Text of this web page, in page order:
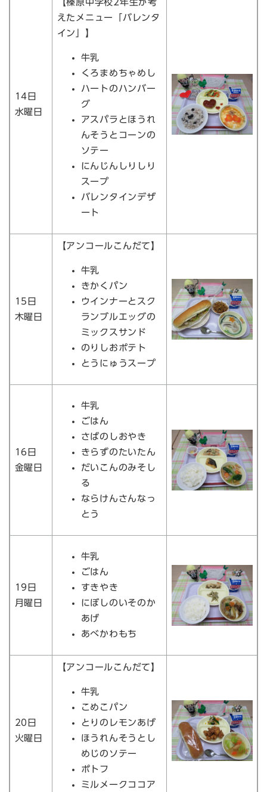
14日
水曜日
【榛原中学校2年生が考
えたメニュー「バレンタ
イン」】
牛乳
くろまめちゃめし
ハートのハンバー
グ
アスパラとほうれ
んそうとコーンの
ソテー
にんじんしりしり
スープ
バレンタインデザ
ート
15日
木曜日
【アンコールこんだて】
牛乳
きかくパン
ウインナーとスク
ランブルエッグの
ミックスサンド
のりしおポテト
とうにゅうスープ
16日
金曜日
牛乳
ごはん
さばのしおやき
きらずのたいたん
だいこんのみそし
る
ならけんさんなっ
とう
19日
月曜日
牛乳
ごはん
すきやき
にぼしのいそのか
あげ
あべかわもち
20日
火曜日
【アンコールこんだて】
牛乳
こめこパン
とりのレモンあげ
ほうれんそうとし
めじのソテー
ポトフ
ミルメークココア